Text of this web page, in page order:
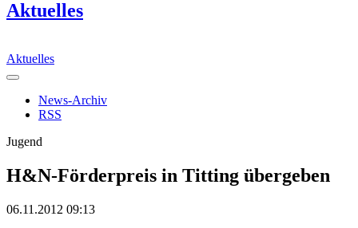
Aktuelles
Aktuelles
News-Archiv
RSS
Jugend
H&N-Förderpreis in Titting übergeben
06.11.2012 09:13